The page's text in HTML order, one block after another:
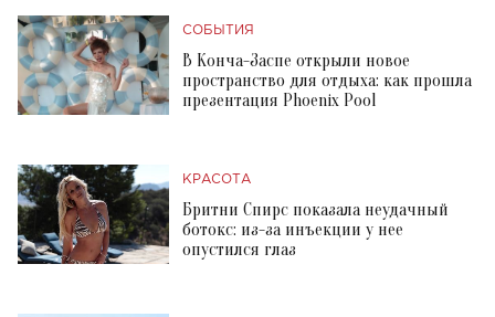
СОБЫТИЯ
В Конча-Заспе открыли новое
пространство для отдыха: как прошла
презентация Phoenix Pool
КРАСОТА
Бритни Спирс показала неудачный
ботокс: из-за инъекции у нее
опустился глаз